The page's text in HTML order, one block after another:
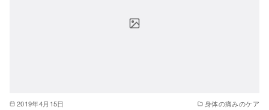
2019年4月15日 身体の痛みのケア